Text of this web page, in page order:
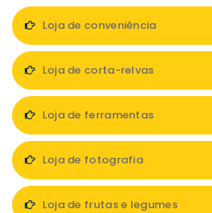
Loja de conveniência
Loja de corta-relvas
Loja de ferramentas
Loja de fotografia
Loja de frutas e legumes